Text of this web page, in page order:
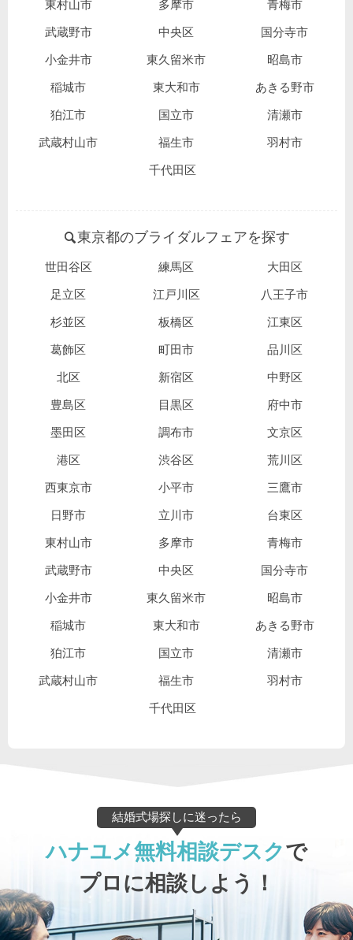
東村山市 多摩市 青梅市
武蔵野市 中央区 国分寺市
小金井市 東久留米市 昭島市
稲城市 東大和市 あきる野市
狛江市 国立市 清瀬市
武蔵村山市 福生市 羽村市
千代田区
東京都のブライダルフェアを探す
世田谷区 練馬区 大田区
足立区 江戸川区 八王子市
杉並区 板橋区 江東区
葛飾区 町田市 品川区
北区 新宿区 中野区
豊島区 目黒区 府中市
墨田区 調布市 文京区
港区 渋谷区 荒川区
西東京市 小平市 三鷹市
日野市 立川市 台東区
東村山市 多摩市 青梅市
武蔵野市 中央区 国分寺市
小金井市 東久留米市 昭島市
稲城市 東大和市 あきる野市
狛江市 国立市 清瀬市
武蔵村山市 福生市 羽村市
千代田区
結婚式場探しに迷ったら
ハナユメ無料相談デスクで
プロに相談しよう！